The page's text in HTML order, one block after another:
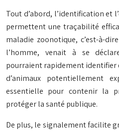
Tout d’abord, l’identification et
permettent unetraçabilité
maladie zoonotique, c’est-à-
l’homme, venait à se
pourraient rapidement
d’animaux potentiellement
essentielle pour contenir la
protéger la santé publique.
De plus, le signalement facilite